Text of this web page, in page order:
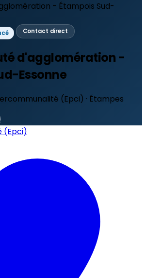
- Étampois Sud-
Contact direct
d'agglomération -
Essonne
(Epci) · Étampes
(Epci)